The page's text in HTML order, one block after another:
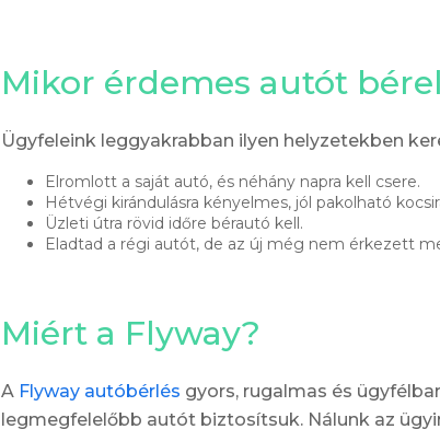
Mikor érdemes autót
Ügyfeleink leggyakrabban ilyen helyzetekben
Elromlott a saját autó, és néhány napra kell csere.
Hétvégi kirándulásra kényelmes, jól pakolható
Üzleti útra rövid időre bérautó kell.
Eladtad a régi autót, de az új még nem érkezett
Miért a Flyway?
A Flyway autóbérlés gyors, rugalmas és
legmegfelelőbb autót biztosítsuk. Nálunk az